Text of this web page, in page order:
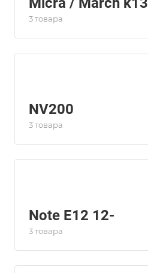
3 товара
NV200
3 товара
Note E12 12-
3 товара